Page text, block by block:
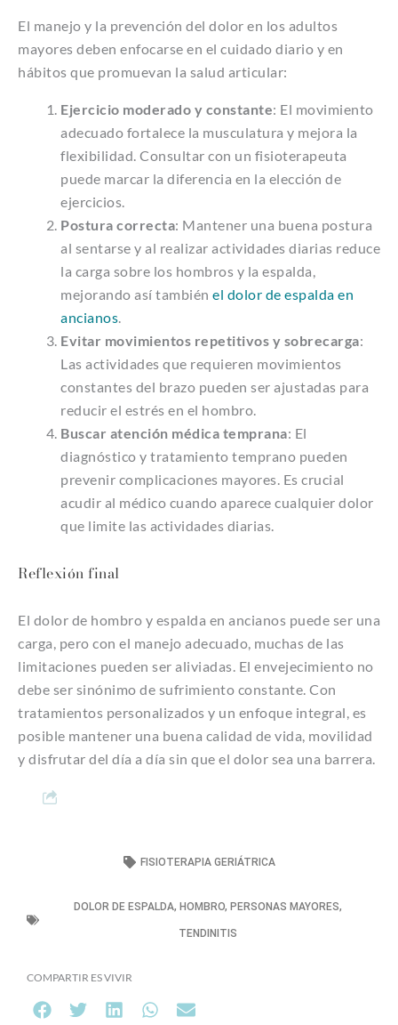
El manejo y la prevención del dolor en los adultos
mayores deben enfocarse en el cuidado diario y en
hábitos que promuevan la salud articular:
Ejercicio moderado y constante: El movimiento
adecuado fortalece la musculatura y mejora la
flexibilidad. Consultar con un fisioterapeuta
puede marcar la diferencia en la elección de
ejercicios.
Postura correcta: Mantener una buena postura
al sentarse y al realizar actividades diarias reduce
la carga sobre los hombros y la espalda,
mejorando así también el dolor de espalda en
ancianos.
Evitar movimientos repetitivos y sobrecarga:
Las actividades que requieren movimientos
constantes del brazo pueden ser ajustadas para
reducir el estrés en el hombro.
Buscar atención médica temprana: El
diagnóstico y tratamiento temprano pueden
prevenir complicaciones mayores. Es crucial
acudir al médico cuando aparece cualquier dolor
que limite las actividades diarias.
Reflexión final
El dolor de hombro y espalda en ancianos puede ser una
carga, pero con el manejo adecuado, muchas de las
limitaciones pueden ser aliviadas. El envejecimiento no
debe ser sinónimo de sufrimiento constante. Con
tratamientos personalizados y un enfoque integral, es
posible mantener una buena calidad de vida, movilidad
y disfrutar del día a día sin que el dolor sea una barrera.
FISIOTERAPIA GERIÁTRICA
DOLOR DE ESPALDA, HOMBRO, PERSONAS MAYORES,
TENDINITIS
COMPARTIR ES VIVIR